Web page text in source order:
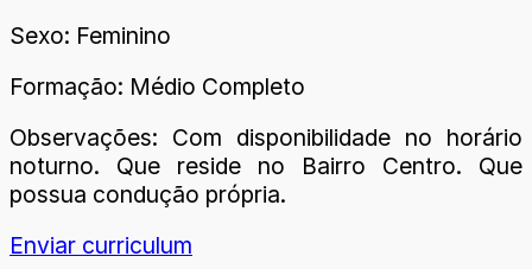
Sexo: Feminino
Formação: Médio Completo
Observações: Com disponibilidade no horário
noturno. Que reside no Bairro Centro. Que
possua condução própria.
Enviar curriculum